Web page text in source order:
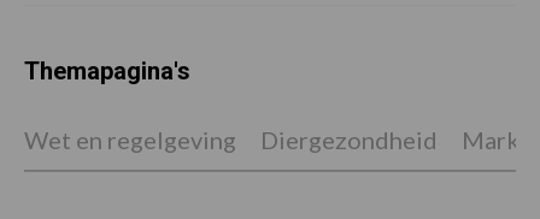
Themapagina's
Wet en regelgeving Diergezondheid